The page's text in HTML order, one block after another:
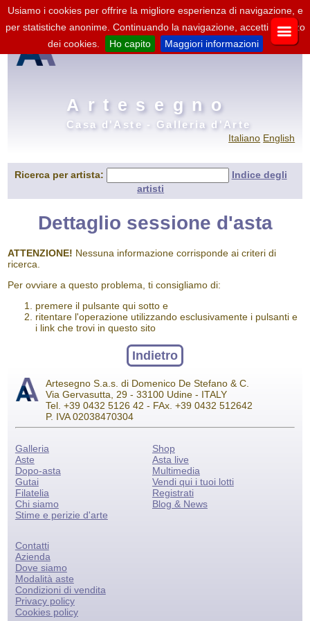
Usiamo i cookies per offrire la migliore esperienza di navigazione, e
per statistiche anonime. Continuando la navigazione, accetti l'utilizzo
dei cookies.
Ho capito Maggiori informazioni
Artesegno
Casa d'Aste - Galleria d'Arte
Italiano English
Ricerca per artista:
Indice degli
artisti
Dettaglio sessione d'asta
ATTENZIONE! Nessuna informazione corrisponde ai criteri di
ricerca.
Per ovviare a questo problema, ti consigliamo di:
premere il pulsante qui sotto e
ritentare l'operazione utilizzando esclusivamente i pulsanti e
i link che trovi in questo sito
Indietro
Artesegno S.a.s. di Domenico De Stefano & C.
Via Gervasutta, 29 - 33100 Udine - ITALY
Tel. +39 0432 5126 42 - FAx. +39 0432 512642
P. IVA 02038470304
Galleria
Aste
Dopo-asta
Gutai
Filatelia
Chi siamo
Stime e perizie d'arte
Shop
Asta live
Multimedia
Vendi qui i tuoi lotti
Registrati
Blog & News
Contatti
Azienda
Dove siamo
Modalità aste
Condizioni di vendita
Privacy policy
Cookies policy